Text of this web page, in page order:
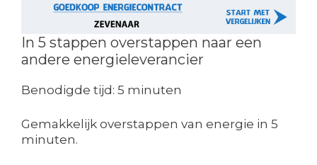
In 5 stappen overstappen naar een
andere energieleverancier
Benodigde tijd: 5 minuten
Gemakkelijk overstappen van energie in 5
minuten.